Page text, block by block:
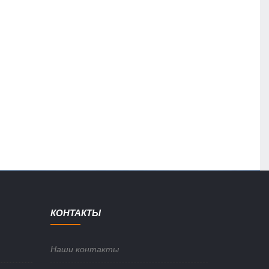
КОНТАКТЫ
Наши контакты